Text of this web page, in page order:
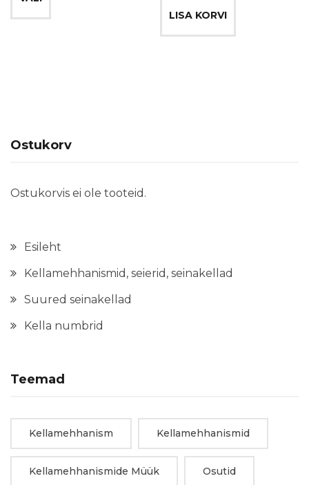
LISA KORVI
Ostukorv
Ostukorvis ei ole tooteid.
Esileht
Kellamehhanismid, seierid, seinakellad
Suured seinakellad
Kella numbrid
Teemad
Kellamehhanism Kellamehhanismid
Kellamehhanismide Müük Osutid